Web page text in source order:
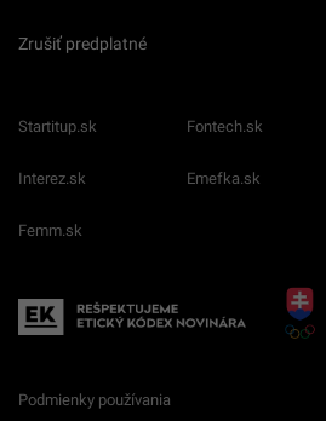
Zrušiť predplatné
Startitup.sk Fontech.sk
Interez.sk Emefka.sk
Femm.sk
Podmienky používania